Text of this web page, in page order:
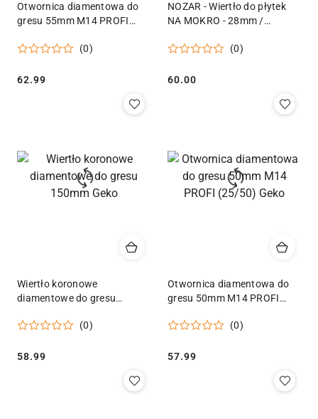
Otwornica diamentowa do
gresu 55mm M14 PROFI
(0)
Cena:
62.99
NOZAR - Wiertło do płytek
NA MOKRO - 28mm /
(0)
Cena:
60.00
Wiertło koronowe
diamentowe do gresu
(0)
Cena:
58.99
Otwornica diamentowa do
gresu 50mm M14 PROFI
(0)
Cena:
57.99